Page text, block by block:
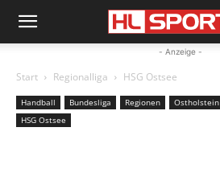
- Anzeige -
Start Regionalliga HSG Ostsee
Handball Bundesliga Regionen Ostholstein
HSG Ostsee